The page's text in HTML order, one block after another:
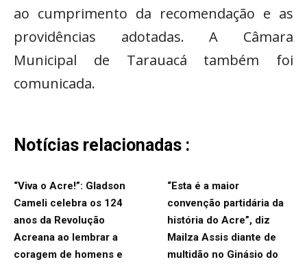
ao cumprimento da recomendação e as
providências adotadas. A Câmara
Municipal de Tarauacá também foi
comunicada.
Notícias relacionadas :
“Viva o Acre!”: Gladson
Cameli celebra os 124
anos da Revolução
Acreana ao lembrar a
coragem de homens e
“Esta é a maior
convenção partidária da
história do Acre”, diz
Mailza Assis diante de
multidão no Ginásio do